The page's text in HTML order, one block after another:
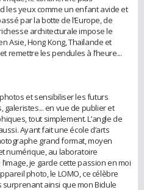
les yeux comme un enfant avide et
par la botte de l’Europe, de
architecturale impose le
Asie, Hong Kong, Thaïlande et
remettre les pendules à l’heure...
et sensibiliser les futurs
en vue de publier et
tout simplement. L’angle de
Ayant fait une école d’arts
grand format, moyen
numérique, au laboratoire
je garde cette passion en moi
photo, le LOMO, ce célèbre
ainsi que mon Bidule